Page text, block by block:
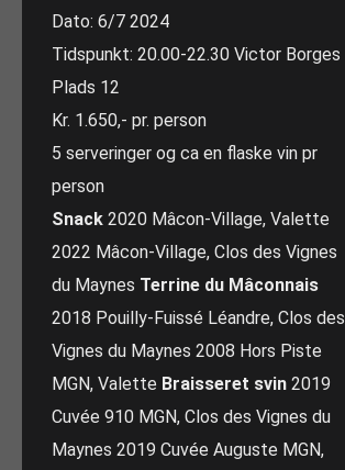
Dato: 6/7 2024
Tidspunkt: 20.00-22.30 Victor Borges
Plads 12
Kr. 1.650,- pr. person
5 serveringer og ca en flaske vin pr
person
Snack 2020 Mâcon-Village, Valette
2022 Mâcon-Village, Clos des Vignes
du Maynes Terrine du Mâconnais
2018 Pouilly-Fuissé Léandre, Clos des
Vignes du Maynes 2008 Hors Piste
MGN, Valette Braisseret svin 2019
Cuvée 910 MGN, Clos des Vignes du
Maynes 2019 Cuvée Auguste MGN,